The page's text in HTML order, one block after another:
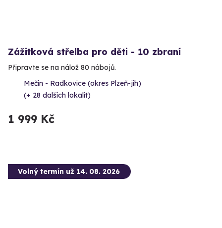
Zážitková střelba pro děti - 10 zbraní
Připravte se na nálož 80 nábojů.
Mečín - Radkovice (okres Plzeň-jih)
(+ 28 dalších lokalit)
1 999 Kč
Volný termín už 14. 08. 2026